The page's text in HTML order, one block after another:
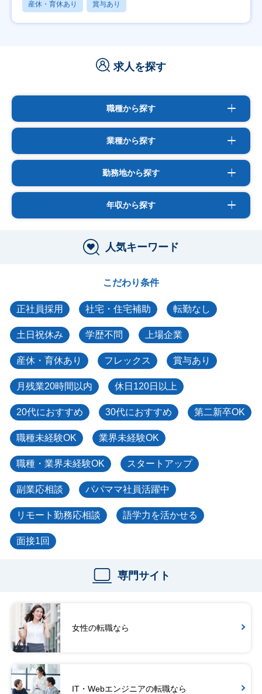
産休・育休あり 賞与あり
求人を探す
職種から探す
業種から探す
勤務地から探す
年収から探す
人気キーワード
こだわり条件
正社員採用 社宅・住宅補助 転勤なし
土日祝休み 学歴不問 上場企業
産休・育休あり フレックス 賞与あり
月残業20時間以内 休日120日以上
20代におすすめ 30代におすすめ 第二新卒OK
職種未経験OK 業界未経験OK
職種・業界未経験OK スタートアップ
副業応相談 パパママ社員活躍中
リモート勤務応相談 語学力を活かせる
面接1回
専門サイト
女性の転職なら
IT・Webエンジニアの転職なら